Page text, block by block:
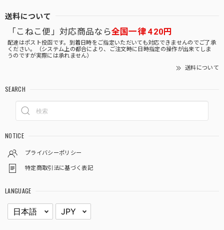
送料について
「こねこ便」対応商品なら全国一律 420円
配達はポスト投函です。到着日時をご指定いただいても対応できませんのでご了承
ください。（システム上の都合により、ご注文時に日時指定の操作が出来てしま
うのですが実際には承れません）
送料について
SEARCH
NOTICE
プライバシーポリシー
特定商取引法に基づく表記
LANGUAGE